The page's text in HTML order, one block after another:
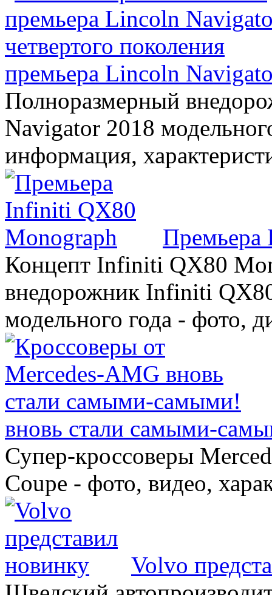
премьера Lincoln
Полноразмерный
Navigator 2018
информация,
Премьера
Концепт Infiniti QX80
внедорожник Infiniti
модельного года - фото,
вновь стали самыми-
Супер-кроссоверы
Coupe - фото, видео,
Volvo